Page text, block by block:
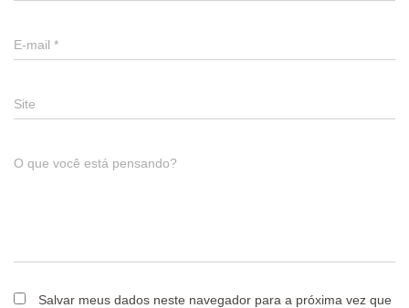
E-mail *
Site
O que você está pensando?
Salvar meus dados neste navegador para a próxima vez que